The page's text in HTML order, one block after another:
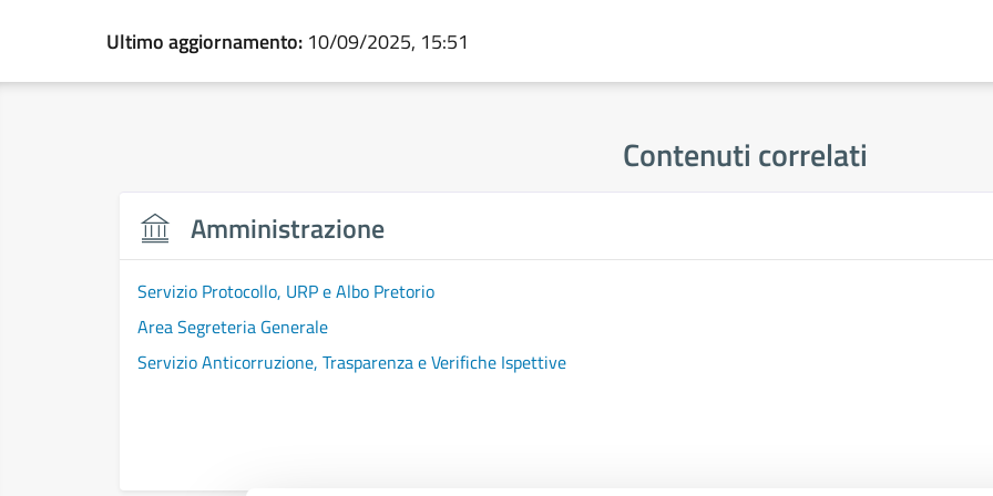
Ultimo aggiornamento: 10/09/2025, 15:51
Contenuti correlati
Amministrazione
Servizio Protocollo, URP e Albo Pretorio
Area Segreteria Generale
Servizio Anticorruzione, Trasparenza e Verifiche Ispettive